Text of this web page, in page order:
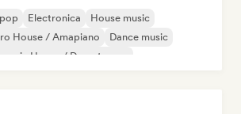
Electronica
House music
House / Amapiano
Dance music
House / Downtempo